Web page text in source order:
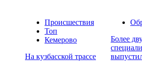
Происшествия
Топ
Кемерово
На кузбасской трассе
Более